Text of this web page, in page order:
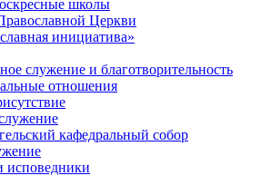
школы
Церкви
инициатива»
служение и благотворительность
отношения
кафедральный собор
исповедники